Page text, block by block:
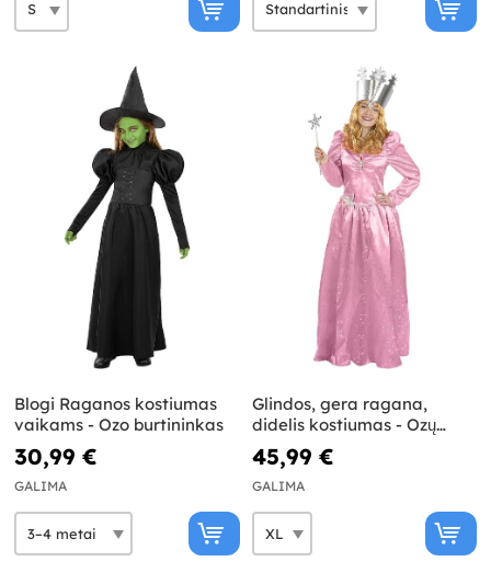
Blogi Raganos kostiumas
vaikams - Ozo burtininkas
30,99 €
GALIMA
Glindos, gera ragana,
didelis kostiumas - Ozų
burtininkas
45,99 €
GALIMA